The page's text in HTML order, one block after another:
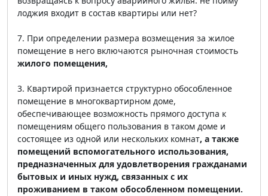
лоджия входит в состав квартиры или нет?
7. При определении размера возмещения за жилое
помещение в него включаются рыночная стоимость
жилого помещения,
3. Квартирой признается структурно обособленное
помещение в многоквартирном доме,
обеспечивающее возможность прямого доступа к
помещениям общего пользования в таком доме и
состоящее из одной или нескольких комнат, а также
помещений вспомогательного использования,
предназначенных для удовлетворения гражданами
бытовых и иных нужд, связанных с их
проживанием в таком обособленном помещении.